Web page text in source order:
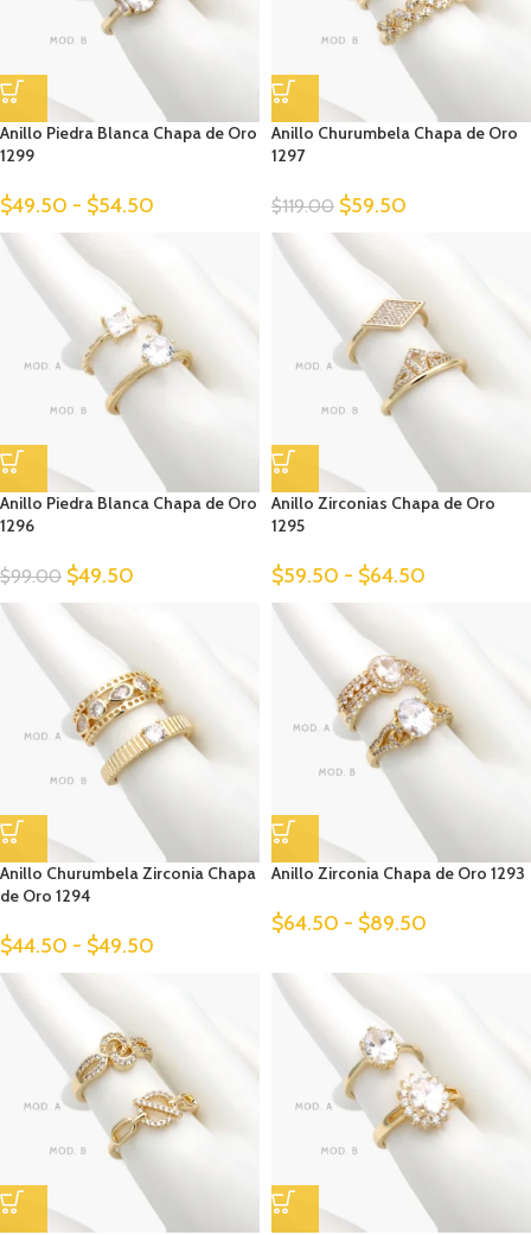
Anillo Piedra Blanca Chapa de Oro
1299
$49.50 - $54.50
Anillo Churumbela Chapa de Oro
1297
$119.00 $59.50
Anillo Piedra Blanca Chapa de Oro
1296
$99.00 $49.50
Anillo Zirconias Chapa de Oro
1295
$59.50 - $64.50
Anillo Churumbela Zirconia Chapa
de Oro 1294
$44.50 - $49.50
Anillo Zirconia Chapa de Oro 1293
$64.50 - $89.50